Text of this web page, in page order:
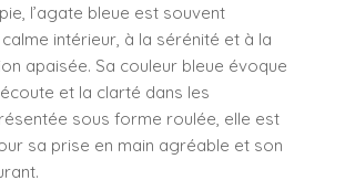
l’agate bleue est souvent
intérieur, à la sérénité et à la
apaisée. Sa couleur bleue évoque
et la clarté dans les
sous forme roulée, elle est
sa prise en main agréable et son